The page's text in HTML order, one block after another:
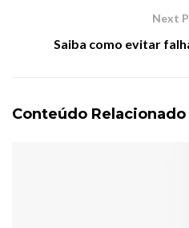
Next
Saiba como evitar
Conteúdo Relacionado